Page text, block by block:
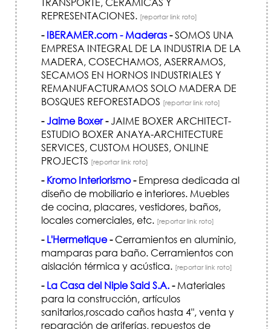
REPRESENTACIONES. [reportar link roto]
- IBERAMER.com - Maderas-SOMOS UNA
EMPRESA INTEGRAL DE LA INDUSTRIA DE LA
MADERA, COSECHAMOS, ASERRAMOS,
SECAMOS EN HORNOS INDUSTRIALES Y
REMANUFACTURAMOS SOLO MADERA DE
BOSQUES REFORESTADOS [reportar link roto]
-Jaime Boxer-JAIME BOXER ARCHITECT-
ESTUDIO BOXER ANAYA-ARCHITECTURE
SERVICES, CUSTOM HOUSES, ONLINE
PROJECTS [reportar link roto]
- Kromo Interiorismo-Empresa dedicada al
diseño de mobiliario e interiores. Muebles
de cocina, placares, vestidores, baños,
locales comerciales, etc. [reportar link roto]
- L'Hermetique-Cerramientos en aluminio,
mamparas para baño. Cerramientos con
aislación térmica y acústica. [reportar link roto]
- La Casa del Niple Said S.A.-Materiales
para la construcción, artículos
sanitarios,roscado caños hasta 4", venta y
reparación de griferías, repuestos de